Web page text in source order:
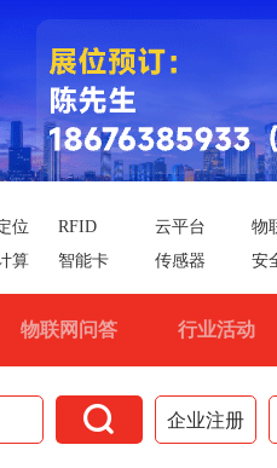
位 RFID 云平台 物
算
智能卡 传感器 安
物联网问答 行业活动
 企业注册